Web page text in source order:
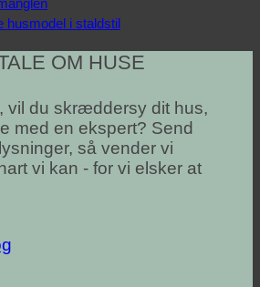
husmodel i staldstil
OM HUSE
vil du skræddersy dit hus,
med en ekspert? Send
så vender vi
vi kan - for vi elsker at